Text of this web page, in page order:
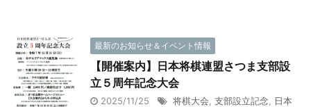
最新のお知らせ＆イベント情報
【開催案内】日本将棋連盟さつま支部設
立５周年記念大会
2025/11/25 将棋大会 支部設立記念
日本